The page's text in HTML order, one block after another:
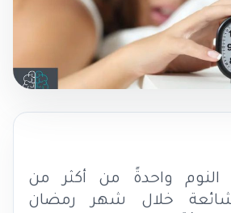
واحدةً من أكثر من
خلال شهر رمضان